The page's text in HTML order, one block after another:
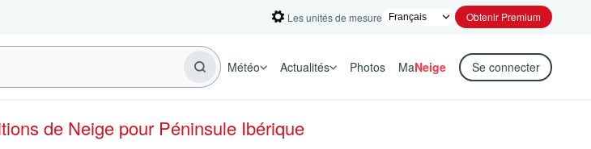
Les unités de mesure Obtenir Premium
Météo Actualités Photos MaNeige Se connecter
de Neige pour Péninsule Ibérique